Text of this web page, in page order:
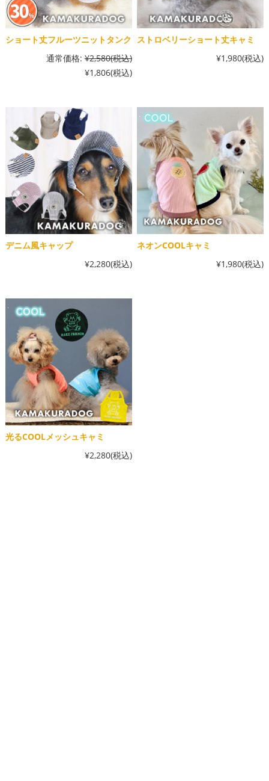
ショート丈フルーツニットタンク
通常価格: ¥2,580(税込)
¥1,806(税込)
ストロベリーショート丈キャミ
¥1,980(税込)
デニム風キャップ
¥2,280(税込)
ネオンCOOLキャミ
¥1,980(税込)
光るCOOLメッシュキャミ
¥2,280(税込)